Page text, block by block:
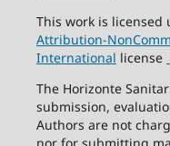
This work is licensed
Attribution-
International license
The Horizonte
submission,
Authors are not